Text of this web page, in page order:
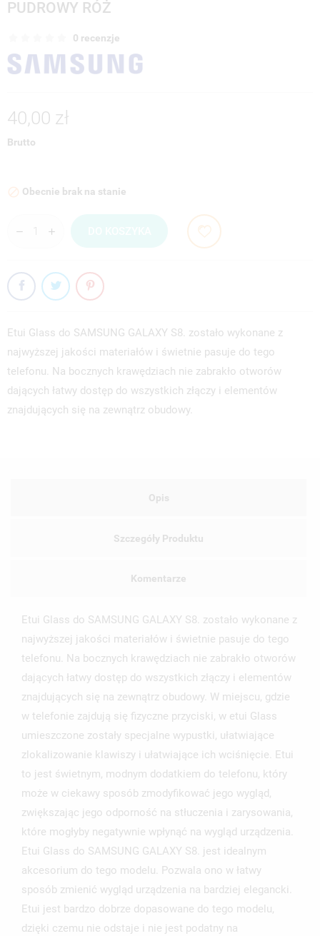
PUDROWY RÓŻ
0 recenzje
40,00 zł
Brutto
 Obecnie brak na stanie
Etui Glass do SAMSUNG GALAXY S8. zostało wykonane z
najwyższej jakości materiałów i świetnie pasuje do tego
telefonu. Na bocznych krawędziach nie zabrakło otworów
dających łatwy dostęp do wszystkich złączy i elementów
znajdujących się na zewnątrz obudowy.
Opis
Szczegóły Produktu
Komentarze
Etui Glass do SAMSUNG GALAXY S8. zostało wykonane z
najwyższej jakości materiałów i świetnie pasuje do tego
telefonu. Na bocznych krawędziach nie zabrakło otworów
dających łatwy dostęp do wszystkich złączy i elementów
znajdujących się na zewnątrz obudowy. W miejscu, gdzie
w telefonie zajdują się fizyczne przyciski, w etui Glass
umieszczone zostały specjalne wypustki, ułatwiające
zlokalizowanie klawiszy i ułatwiające ich wciśnięcie. Etui
to jest świetnym, modnym dodatkiem do telefonu, który
może w ciekawy sposób zmodyfikować jego wygląd,
zwiększając jego odporność na stłuczenia i zarysowania,
które mogłyby negatywnie wpłynąć na wygląd urządzenia.
Etui Glass do SAMSUNG GALAXY S8. jest idealnym
akcesorium do tego modelu. Pozwala ono w łatwy
sposób zmienić wygląd urządzenia na bardziej elegancki.
Etui jest bardzo dobrze dopasowane do tego modelu,
dzięki czemu nie odstaje i nie jest podatny na
MOJE LISTY ŻYCZEŃ
UTWÓRZ LISTĘ ŻYCZEŃ
NAZWA LISTY ŻYCZEŃ
ANULUJ UTWÓRZ LISTĘ ŻYCZEŃ
ZALOGUJ SIĘ
MUSISZ BYĆ ZALOGOWANY BY ZAPISAĆ PRODUKTY NA
SWOJEJ LIŚCIE ŻYCZEŃ.
ANULUJ ZALOGUJ SIĘ